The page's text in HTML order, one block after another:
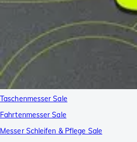
Taschenmesser Sale
Fahrtenmesser Sale
Messer Schleifen & Pflege Sale